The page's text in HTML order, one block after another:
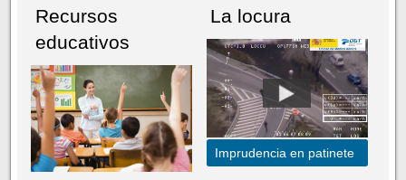
Recursos
educativos
La locura
Imprudencia en patinete